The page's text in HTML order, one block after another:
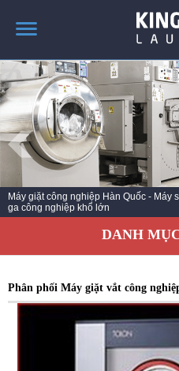
TRANG CHỦ
GIỚI THIỆU
SẢN PHẨM
TIN TỨC GIẶT LÀ
CÔNG TRÌNH TRIỂN KHAI
LIÊN HỆ
Máy giặt công nghiệp Hàn Quốc - Máy
ga công nghiệp khổ lớn
DANH
Phân phối Máy giặt vắt công